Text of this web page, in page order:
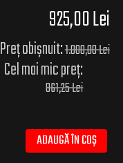
925,00 Lei
Preț obișnuit:1.000,00 Lei
Cel mai mic preț:
861,25 Lei
ADAUGĂ ÎN COȘ